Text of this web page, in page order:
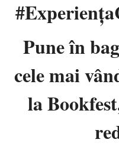
Pune în
cele mai
la